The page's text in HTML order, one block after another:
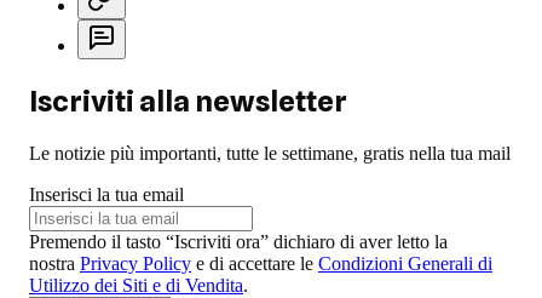
Iscriviti alla newsletter
Le notizie più importanti, tutte le settimane, gratis nella tua mail
Inserisci la tua email
Premendo il tasto “Iscriviti ora” dichiaro di aver letto la
nostra Privacy Policy e di accettare le Condizioni Generali di
Utilizzo dei Siti e di Vendita.